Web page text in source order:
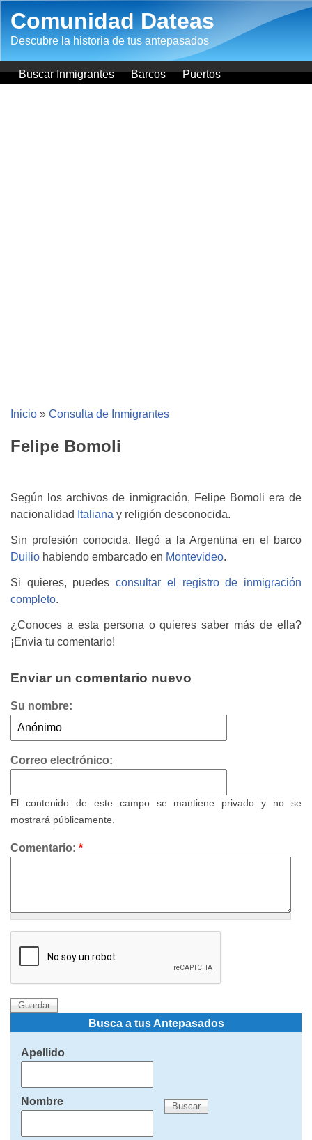
Comunidad Dateas
Descubre la historia de tus antepasados
Buscar Inmigrantes Barcos Puertos
Inicio » Consulta de Inmigrantes
Felipe Bomoli
Según los archivos de inmigración, Felipe Bomoli era de
nacionalidad Italiana y religión desconocida.
Sin profesión conocida, llegó a la Argentina en el barco
Duilio habiendo embarcado en Montevideo.
Si quieres, puedesconsultar el registro de inmigración
completo.
¿Conoces a esta persona o quieres saber más de ella?
¡Envia tu comentario!
Enviar un comentario nuevo
Su nombre:
Correo electrónico:
El contenido de este campo se mantiene privado y no se
mostrará públicamente.
Comentario: *
Busca a tus Antepasados
Apellido
Nombre